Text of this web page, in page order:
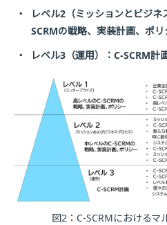
・
レベル2（ミッションとビジ
SCRMの戦略、実装計画、ポリ
・
レベル3（運用）：C-SCRM計
図2：C-SCRMにおけるマ